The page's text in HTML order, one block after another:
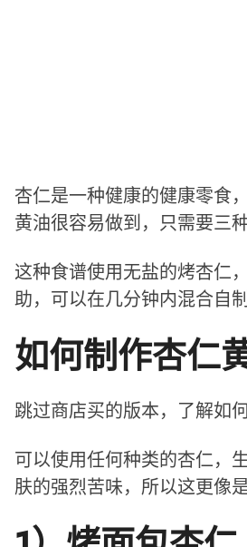
杏仁是一种健康的健康零食
黄油很容易做到，只需要三种
这种食谱使用无盐的烤杏仁
助，可以在几分钟内混合自
如何制作杏仁
跳过商店买的版本，了解如
可以使用任何种类的杏仁，
肤的强烈苦味，所以这更像